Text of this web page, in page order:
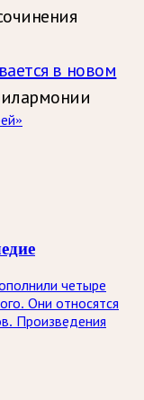
в новом
четыре
Они относятся
Произведения